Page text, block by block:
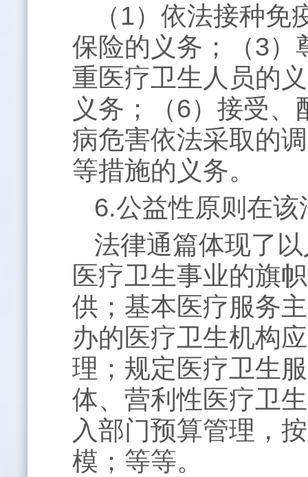
（ 1）依法接种免
保险的义务；（3）
重医疗卫生人员的
义务；（6）接受、
病危害依法采取的
等措施的义务。
6.公益性原则在
法律通篇体现了
医疗卫生事业的旗
供；基本医疗服务
办的医疗卫生机构
理；规定医疗卫生
体、营利性医疗卫
入部门预算管理，
模；等等。